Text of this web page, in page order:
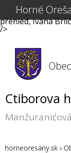
přehled, Ivana
/>
Horné
Obec
Ctiborova
Manžuranićová
horneoresany.sk ›